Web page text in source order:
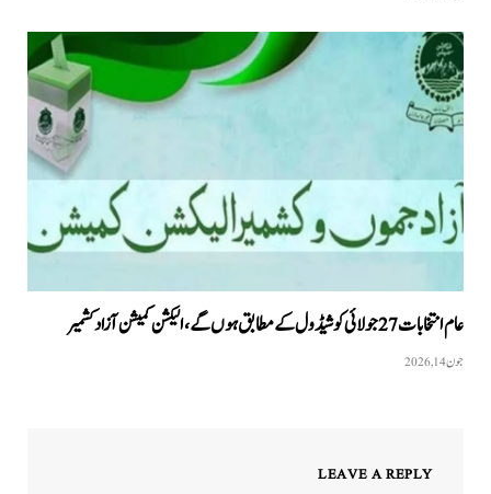
عام انتخابات27 جولائی کو شیڈول کے مطابق ہوں گے، الیکشن کمیشن آزاد کشمیر
جون 14, 2026
LEAVE A REPLY